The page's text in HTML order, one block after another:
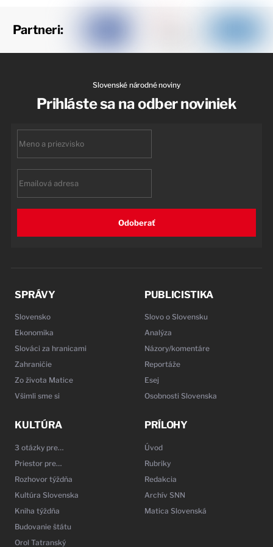
Partneri:
Slovenské národné noviny
Prihláste sa na odber noviniek
Odoberať
SPRÁVY
Slovensko
Ekonomika
Slováci za hranicami
Zahraničie
Zo života Matice
Všimli sme si
PUBLICISTIKA
Slovo o Slovensku
Analýza
Názory/komentáre
Reportáže
Esej
Osobnosti Slovenska
KULTÚRA
3 otázky pre…
Priestor pre…
Rozhovor týždňa
Kultúra Slovenska
Kniha týždňa
Budovanie štátu
Orol Tatranský
PRÍLOHY
Úvod
Rubriky
Redakcia
Archív SNN
Matica Slovenská